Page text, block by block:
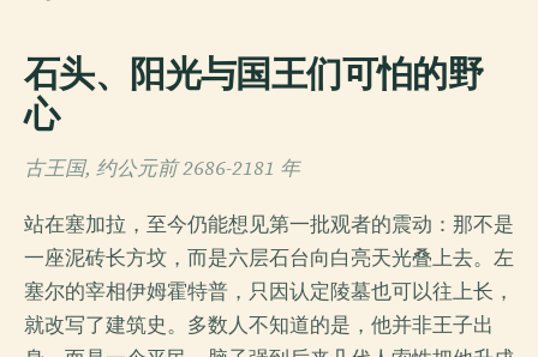
石头、阳光与国王们可怕的野
心
古王国, 约公元前 2686-2181 年
站在塞加拉，至今仍能想见第一批观者的震动：那不是
一座泥砖长方坟，而是六层石台向白亮天光叠上去。左
塞尔的宰相伊姆霍特普，只因认定陵墓也可以往上长，
就改写了建筑史。多数人不知道的是，他并非王子出